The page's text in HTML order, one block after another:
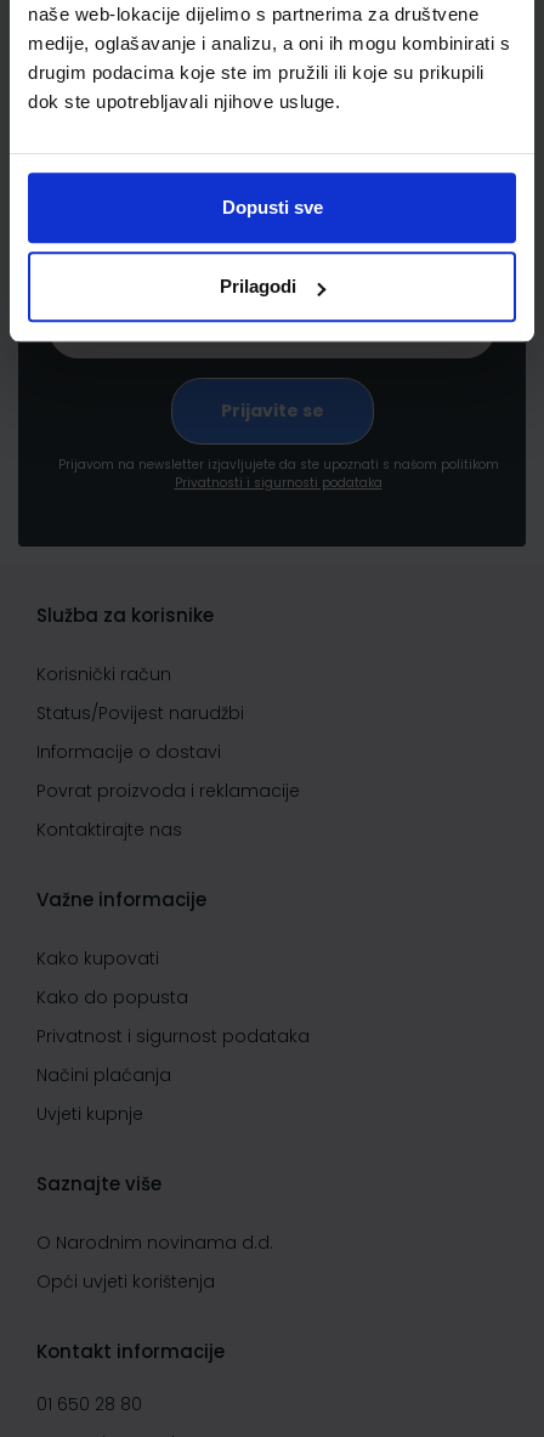
naše web-lokacije dijelimo s partnerima za društvene
medije, oglašavanje i analizu, a oni ih mogu kombinirati s
drugim podacima koje ste im pružili ili koje su prikupili
dok ste upotrebljavali njihove usluge.
Dopusti sve
Prilagodi
Newsletter prijava
Prijavite se kako bi primali informacije o novim
pogodnostima
Prijavom na newsletter izjavljujete da ste upoznati s našom politikom
Privatnosti i sigurnosti podataka
Služba za korisnike
Korisnički račun
Status/Povijest narudžbi
Informacije o dostavi
Povrat proizvoda i reklamacije
Kontaktirajte nas
Važne informacije
Kako kupovati
Kako do popusta
Privatnost i sigurnost podataka
Načini plaćanja
Uvjeti kupnje
Saznajte više
O Narodnim novinama d.d.
Opći uvjeti korištenja
Kontakt informacije
01 650 28 80